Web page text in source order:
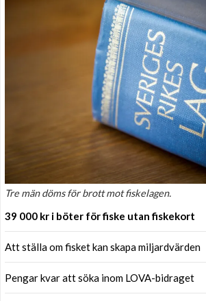
Tre män döms för brott mot fiskelagen.
39 000 kr i böter för fiske utan fiskekort
Att ställa om fisket kan skapa miljardvärden
Pengar kvar att söka inom LOVA-bidraget